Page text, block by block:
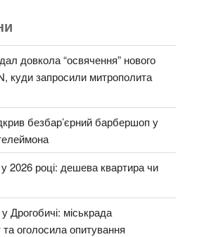
довкола “освячення” нового
куди запросили митрополита
безбар’єрний барбершоп у
у 2026 році: дешева квартира чи
Дрогобичі: міськрада
оголосила опитування